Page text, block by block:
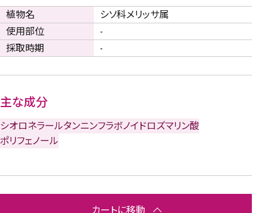
植物名
シソ科メリッサ属
使用部位
-
採取時期
-
主な成分
シオロネラールタンニンフラボノイドロズマリン酸
ポリフェノール